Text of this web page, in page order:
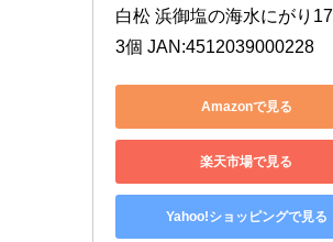
白松 浜御塩の海水にがり
3個 JAN:4512039000228
Amazonで見る
楽天市場で見る
Yahoo!ショッピングで見る